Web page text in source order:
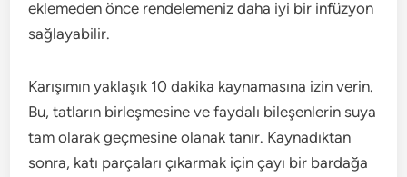
eklemeden önce rendelemeniz daha iyi bir infüzyon
sağlayabilir.
Karışımın yaklaşık 10 dakika kaynamasına izin verin.
Bu, tatların birleşmesine ve faydalı bileşenlerin suya
tam olarak geçmesine olanak tanır. Kaynadıktan
sonra, katı parçaları çıkarmak için çayı bir bardağa